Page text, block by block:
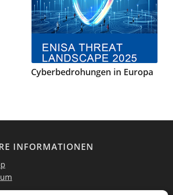
Cyberbedrohungen in Europa
INFORMATIONEN